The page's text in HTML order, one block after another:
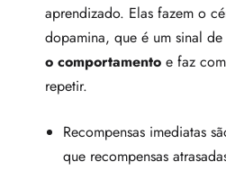
aprendizado. Elas fazem o
dopamina, que é um sinal de
o comportamento e faz
repetir.
Recompensas imediatas
que recompensas